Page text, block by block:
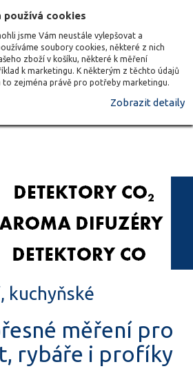
cookies
jsme Vám neustále vylepšovat a
soubory cookies, některé z nich
zboží v košíku, některé k měření
k marketingu. K některým z těchto údajů
to zejména právě pro potřeby marketingu.
Zobrazit detaily
kuchyňské
měření pro
rybáře i profíky